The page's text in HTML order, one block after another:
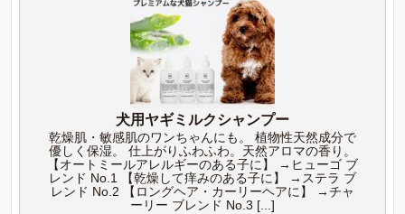
犬用ヤギミルクシャンプー
乾燥肌・敏感肌のワンちゃんにも。 植物性天然成分で
優しく保湿。 仕上がりふわふわ。天然アロマの香り。
【オートミールアレルギーのある子に】 →ヒューゴ ブ
レンド No.1 【乾燥して痒みのある子に】 →ステラ ブ
レンド No.2 【ロングヘア・カーリーヘアに】 →チャ
ーリー ブレンド No.3 [...]